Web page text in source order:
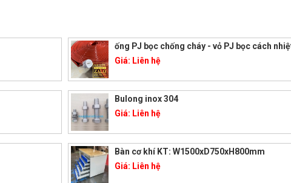
ống PJ bọc chống cháy - vỏ PJ bọc cách
Giá: Liên hệ
Bulong inox 304
Giá: Liên hệ
Bàn cơ khí KT: W1500xD750xH800mm
Giá: Liên hệ